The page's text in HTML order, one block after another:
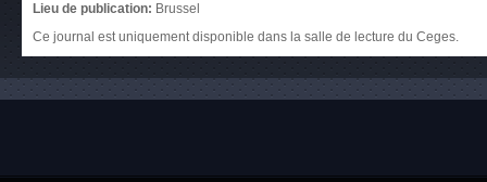
Lieu de publication: Brussel
Ce journal est uniquement disponible dans la salle de lecture du Ceges.